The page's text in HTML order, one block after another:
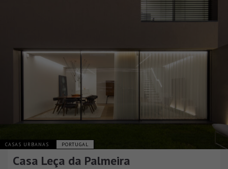
CASAS URBANAS PORTUGAL
Casa Leça da Palmeira